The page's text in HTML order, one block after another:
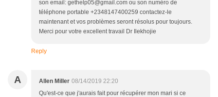
son email: gethelp05@gmail.com ou son numéro de
téléphone portable +2348147400259 contactez-le
maintenant et vos problèmes seront résolus pour toujours.
Merci pour votre excellent travail Dr Ilekhojie
Reply
A Allen Miller 08/14/2019 22:20
Qu'est-ce que j'aurais fait pour récupérer mon mari si ce